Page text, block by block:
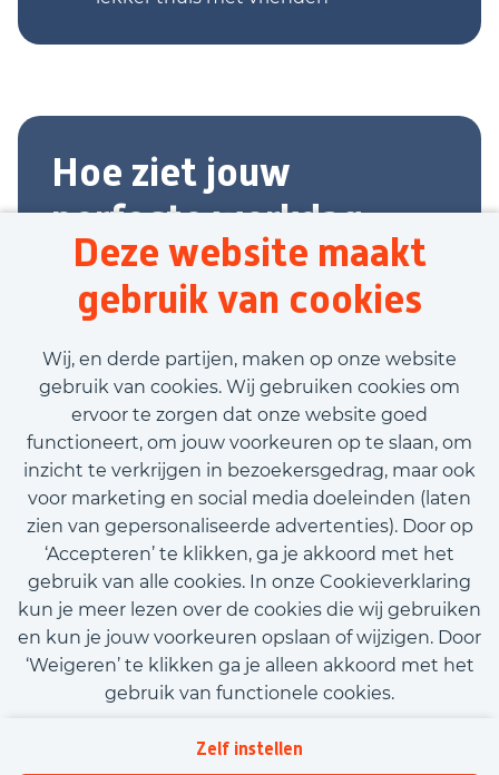
Deze website maakt
gebruik van cookies
Wij, en derde partijen, maken op onze website
gebruik van cookies. Wij gebruiken cookies om
ervoor te zorgen dat onze website goed
functioneert, om jouw voorkeuren op te slaan, om
inzicht te verkrijgen in bezoekersgedrag, maar ook
voor marketing en social media doeleinden (laten
zien van gepersonaliseerde advertenties). Door op
‘Accepteren’ te klikken, ga je akkoord met het
gebruik van alle cookies. In onze Cookieverklaring
kun je meer lezen over de cookies die wij gebruiken
en kun je jouw voorkeuren opslaan of wijzigen. Door
‘Weigeren’ te klikken ga je alleen akkoord met het
gebruik van functionele cookies.
Zelf instellen
Hoe ziet jouw
perfecte werkdag
eruit?
Beginnen met teamoverleg en het
Vervolgens het voeren van gesprekken
met klanten en kandidaten, waarbij ik
moeiteloos vacatures invul
Ik krijg een voldaan gevoel van:
afspraken nakomen en dat iedereen
tevreden is met mijn werk
Administratie bijhouden en zorgen dat
alle dossiers up-to-date zijn.
Kom met ons in contact